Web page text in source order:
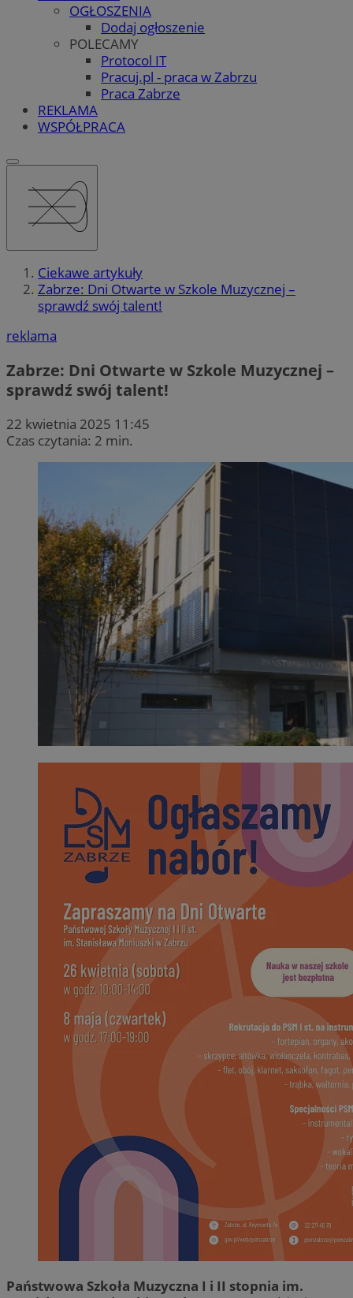
OGŁOSZENIA
Dodaj ogłoszenie
POLECAMY
Protocol IT
Pracuj.pl - praca w Zabrzu
Praca Zabrze
REKLAMA
WSPÓŁPRACA
Ciekawe artykuły
Zabrze: Dni Otwarte w Szkole Muzycznej –
sprawdź swój talent!
reklama
Zabrze: Dni Otwarte w Szkole Muzycznej –
sprawdź swój talent!
22 kwietnia 2025 11:45
Czas czytania: 2 min.
Państwowa Szkoła Muzyczna I i II stopnia im.